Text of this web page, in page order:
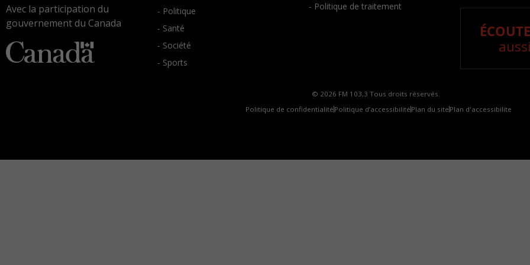
Avec la participation du
gouvernement du Canada
- Politique
- Santé
- Société
- Sports
- Politique de traitement
© 2026 FM 103,3 Tous droits réservés.
Politique de confidentialité Politique d’accessibilité Plan du site Plan d'accessibilite